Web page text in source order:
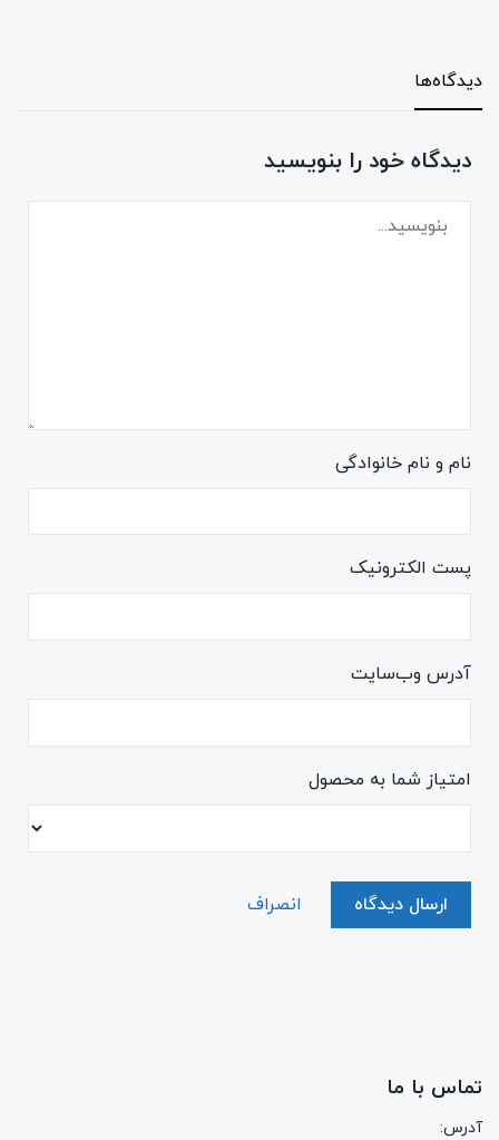
دیدگاه‌ها
دیدگاه خود را بنویسید
نام و نام خانوادگی
پست الکترونیک
آدرس وب‌سایت
امتیاز شما به محصول
ارسال دیدگاه انصراف
تماس با ما
آدرس: